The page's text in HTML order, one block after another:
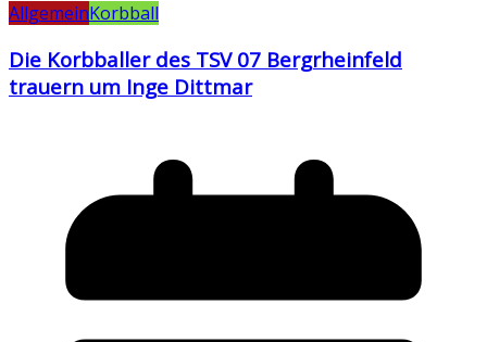
AllgemeinKorbball
Die Korbballer des TSV 07 Bergrheinfeld
trauern um Inge Dittmar